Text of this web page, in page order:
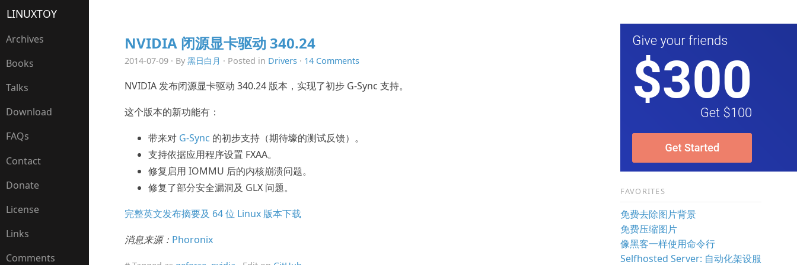
LINUXTOY
Archives
Books
Talks
Download
FAQs
Contact
Donate
License
Links
Comments
NVIDIA 闭源显卡驱动 340.24
2014-07-09 · By 黑日白月 · Posted in Drivers· 14 Comments
NVIDIA 发布闭源显卡驱动 340.24 版本，实现了初步 G-Sync 支持。
这个版本的新功能有：
带来对 G-Sync 的初步支持（期待壕的测试反馈）。
支持依据应用程序设置 FXAA。
修复启用 IOMMU 后的内核崩溃问题。
修复了部分安全漏洞及 GLX 问题。
完整英文发布摘要及 64 位 Linux 版本下载
消息来源： Phoronix
FAVORITES
免费去除图片背景
免费压缩图片
像黑客一样使用命令行
Selfhosted Server: 自动化架设服